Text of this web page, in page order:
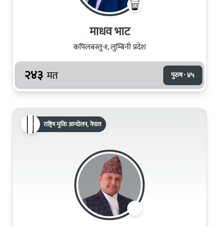
माधव भाट
कपिलबस्तु-१, लुम्बिनी प्रदेश
२४३ मत पुरुष · ४५
राष्ट्रिय मुक्ति आन्दोलन, नेपाल